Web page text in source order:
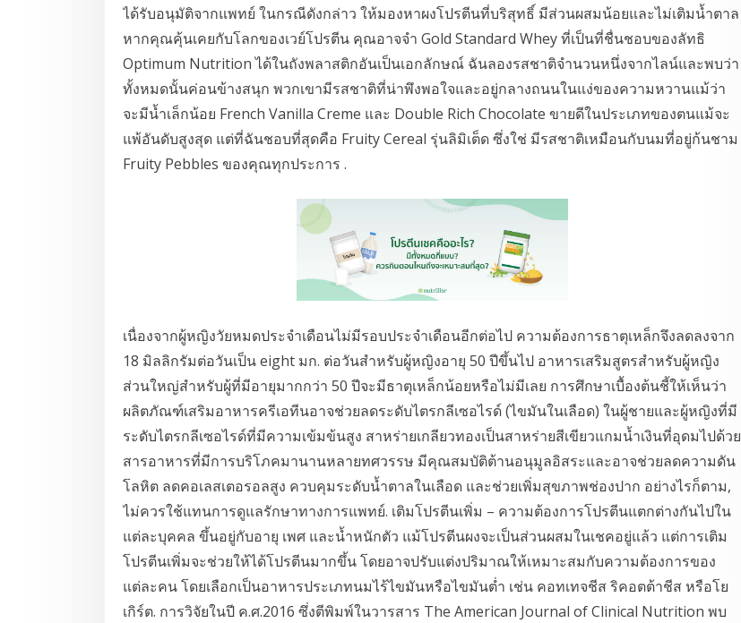
ได้รับอนุมัติจากแพทย์ ในกรณีดังกล่าว ให้มองหาผงโปรตีนที่บริสุทธิ์ มีส่วนผสมน้อยและไม่เติมน้ำตาล
หากคุณคุ้นเคยกับโลกของเวย์โปรตีน คุณอาจจำ Gold Standard Whey ที่เป็นที่ชื่นชอบของลัทธิ
Optimum Nutrition ได้ในถังพลาสติกอันเป็นเอกลักษณ์ ฉันลองรสชาติจำนวนหนึ่งจากไลน์และพบว่า
ทั้งหมดนั้นค่อนข้างสนุก พวกเขามีรสชาติที่น่าพึงพอใจและอยู่กลางถนนในแง่ของความหวานแม้ว่า
จะมีน้ำเล็กน้อย French Vanilla Creme และ Double Rich Chocolate ขายดีในประเภทของตนแม้จะ
แพ้อันดับสูงสุด แต่ที่ฉันชอบที่สุดคือ Fruity Cereal รุ่นลิมิเต็ด ซึ่งใช่ มีรสชาติเหมือนกับนมที่อยู่ก้นชาม
Fruity Pebbles ของคุณทุกประการ .
เนื่องจากผู้หญิงวัยหมดประจำเดือนไม่มีรอบประจำเดือนอีกต่อไป ความต้องการธาตุเหล็กจึงลดลงจาก
18 มิลลิกรัมต่อวันเป็น eight มก. ต่อวันสำหรับผู้หญิงอายุ 50 ปีขึ้นไป อาหารเสริมสูตรสำหรับผู้หญิง
ส่วนใหญ่สำหรับผู้ที่มีอายุมากกว่า 50 ปีจะมีธาตุเหล็กน้อยหรือไม่มีเลย การศึกษาเบื้องต้นชี้ให้เห็นว่า
ผลิตภัณฑ์เสริมอาหารครีเอทีนอาจช่วยลดระดับไตรกลีเซอไรด์ (ไขมันในเลือด) ในผู้ชายและผู้หญิงที่มี
ระดับไตรกลีเซอไรด์ที่มีความเข้มข้นสูง สาหร่ายเกลียวทองเป็นสาหร่ายสีเขียวแกมน้ำเงินที่อุดมไปด้วย
สารอาหารที่มีการบริโภคมานานหลายทศวรรษ มีคุณสมบัติต้านอนุมูลอิสระและอาจช่วยลดความดัน
โลหิต ลดคอเลสเตอรอลสูง ควบคุมระดับน้ำตาลในเลือด และช่วยเพิ่มสุขภาพช่องปาก อย่างไรก็ตาม,
ไม่ควรใช้แทนการดูแลรักษาทางการแพทย์. เติมโปรตีนเพิ่ม – ความต้องการโปรตีนแตกต่างกันไปใน
แต่ละบุคคล ขึ้นอยู่กับอายุ เพศ และน้ำหนักตัว แม้โปรตีนผงจะเป็นส่วนผสมในเชคอยู่แล้ว แต่การเติม
โปรตีนเพิ่มจะช่วยให้ได้โปรตีนมากขึ้น โดยอาจปรับแต่งปริมาณให้เหมาะสมกับความต้องการของ
แต่ละคน โดยเลือกเป็นอาหารประเภทนมไร้ไขมันหรือไขมันต่ำ เช่น คอทเทจชีส ริคอตต้าชีส หรือโย
เกิร์ต. การวิจัยในปี ค.ศ.2016 ซึ่งตีพิมพ์ในวารสาร The American Journal of Clinical Nutrition พบ